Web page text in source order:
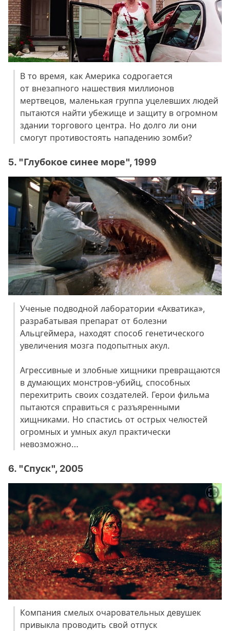
В то время, как Америка содрогается
от внезапного нашествия миллионов
мертвецов, маленькая группа уцелевших людей
пытаются найти убежище и защиту в огромном
здании торгового центра. Но долго ли они
смогут противостоять нападению зомби?
5. "Глубокое синее море", 1999
Ученые подводной лаборатории «Акватика»,
разрабатывая препарат от болезни
Альцгеймера, находят способ генетического
увеличения мозга подопытных акул.
Агрессивные и злобные хищники превращаются
в думающих монстров-убийц, способных
перехитрить своих создателей. Герои фильма
пытаются справиться с разъяренными
хищниками. Но спастись от острых челюстей
огромных и умных акул практически
невозможно…
6. "Спуск", 2005
Компания смелых очаровательных девушек
привыкла проводить свой отпуск